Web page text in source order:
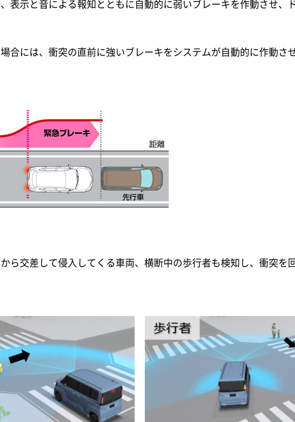
示と音による報知とともに自動的に弱いブレーキを作動させ、
には、衝突の直前に強いブレーキをシステムが自動的に作動さ
ら交差して侵入してくる車両、横断中の歩行者も検知し、衝突を